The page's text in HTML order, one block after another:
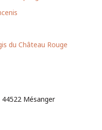
du Château Rouge
Mésanger